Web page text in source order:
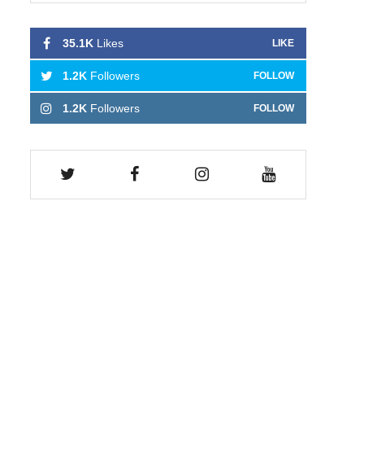
35.1K Likes LIKE
1.2K Followers FOLLOW
1.2K Followers FOLLOW